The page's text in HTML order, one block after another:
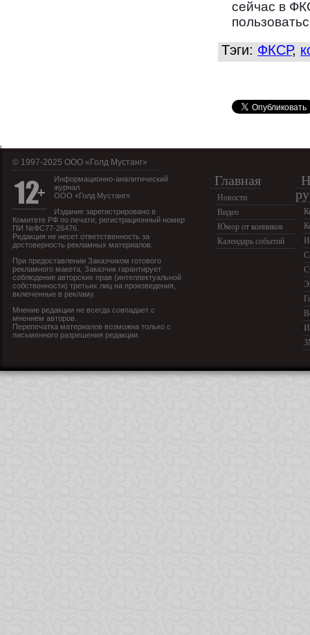
сейчас в
Тэги: ФКСР,
© 1997-2025 OOO «Голд Мустанг»
Информационно-аналитический
журнал
ООО «Голд Мустанг»
Издание зарегистрировано в
Комитете РФ по печати, регистрационный номер
ПИ №ФС77-26476.
Редакция не несет ответственность за
достоверность рекламных материалов.
При предоставлении Заказчиком готового
рекламного макета, Заказчик гарантирует
соблюдение авторских прав (интеллектуальной
собственности) третьих лиц на произведения,
включенные в рекламу.
Мнение редакции не всегда совпадает с
мнением авторов.
Перепечатка материалов возможна только с
письменного разрешения редакции.
Главная
Новости
Видео
Юмор от конников
Календарь событий